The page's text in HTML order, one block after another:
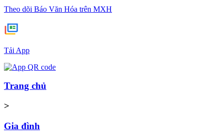
Theo dõi Báo Văn Hóa trên MXH
Tải App
Trang chủ
>
Gia đình